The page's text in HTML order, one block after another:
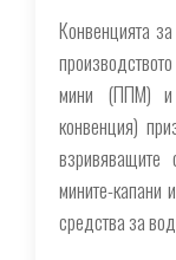
Конвенцията
мини (ППМ) и
конвенция)
мините-капани
средства за